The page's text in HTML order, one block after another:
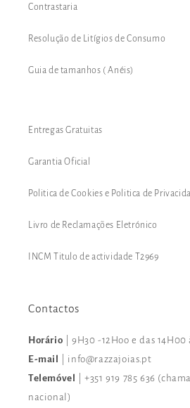
Contrastaria
Resolução de Litígios de Consumo
Guia de tamanhos ( Anéis)
Entregas Gratuitas
Garantia Oficial
Politica de Cookies e Politica de
Livro de Reclamações Eletrónico
INCM Titulo de actividade T2969
Contactos
Horário | 9H30 -12Hoo e das
E-mail
| info@razzajoias.pt
Telemóvel
| +351 919 785 636
nacional)